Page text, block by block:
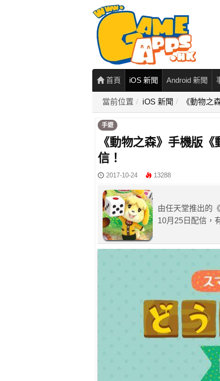
首頁 iOS 新聞 Android 新聞
當前位置 iOS 新聞 《動物之
手遊
《動物之森》手機版
信！
2017-10-24 13288
由任天堂推出的
10月25日配信，